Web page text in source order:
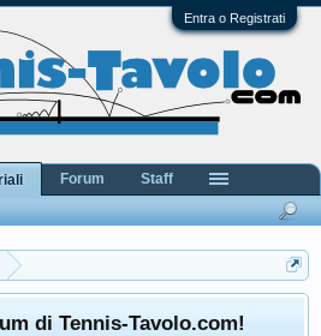
Entra o Registrati
di Tennis-Tavolo.com!
Forum Staff